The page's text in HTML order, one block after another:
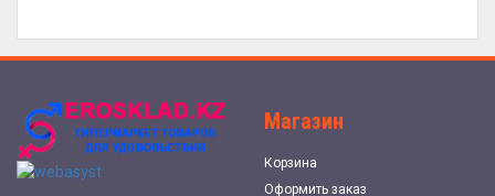
Магазин
Корзина
Оформить заказ